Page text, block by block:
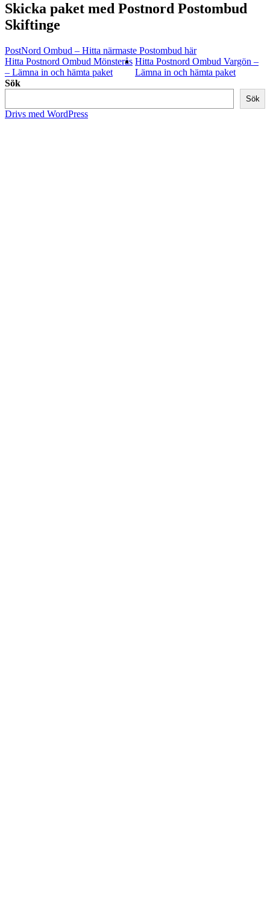
Skicka paket med Postnord Postombud
Skiftinge
PostNord Ombud – Hitta närmaste Postombud här
Hitta Postnord Ombud Mönsterås
– Lämna in och hämta paket
Hitta Postnord Ombud Vargön –
Lämna in och hämta paket
Sök
Sök
Drivs med WordPress